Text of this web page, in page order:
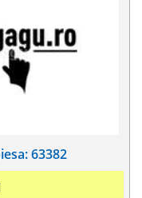
63382